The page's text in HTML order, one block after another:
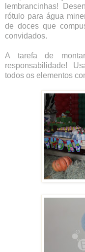
lembrancinhas!
rótulo para água
de doces que
convidados.
A tarefa de
responsabilidade!
todos os elementos